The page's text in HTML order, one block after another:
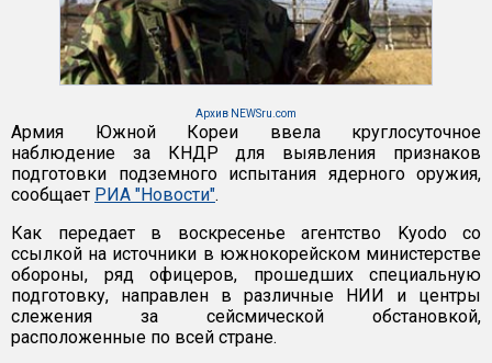
Архив NEWSru.com
Армия Южной Кореи ввела круглосуточное
наблюдение за КНДР для выявления признаков
подготовки подземного испытания ядерного оружия,
сообщает РИА "Новости".
Как передает в воскресенье агентство Kyodo со
ссылкой на источники в южнокорейском министерстве
обороны, ряд офицеров, прошедших специальную
подготовку, направлен в различные НИИ и центры
слежения за сейсмической обстановкой,
расположенные по всей стране.